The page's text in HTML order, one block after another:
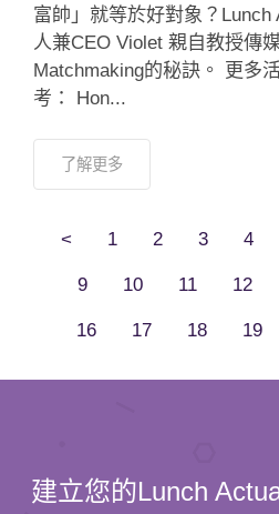
富帥」就等於好對象？Lunch
人兼CEO Violet 親自教授傳
Matchmaking的秘訣。 更多
考： Hon...
了解更多
< 1 2 3 4
9 10 11 12
16 17 18 19
建立您的Lunch